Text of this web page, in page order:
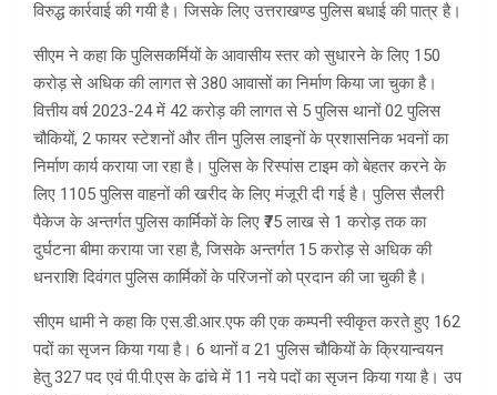
विरुद्ध कार्रवाई की गयी है। जिसके लिए उत्तराखण्ड पुलिस बधाई की पात्र है।
सीएम ने कहा कि पुलिसकर्मियों के आवासीय स्तर को सुधारने के लिए 150
करोड़ से अधिक की लागत से 380 आवासों का निर्माण किया जा चुका है।
वित्तीय वर्ष 2023-24 में 42 करोड़ की लागत से 5 पुलिस थानों 02 पुलिस
चौकियों, 2 फायर स्टेशनों और तीन पुलिस लाइनों के प्रशासनिक भवनों का
निर्माण कार्य कराया जा रहा है। पुलिस के रिस्पांस टाइम को बेहतर करने के
लिए 1105 पुलिस वाहनों की खरीद के लिए मंजूरी दी गई है। पुलिस सैलरी
पैकेज के अन्तर्गत पुलिस कार्मिकों के लिए ₹75 लाख से 1 करोड़ तक का
दुर्घटना बीमा कराया जा रहा है, जिसके अन्तर्गत 15 करोड़ से अधिक की
धनराशि दिवंगत पुलिस कार्मिकों के परिजनों को प्रदान की जा चुकी है।
सीएम धामी ने कहा कि एस.डी.आर.एफ की एक कम्पनी स्वीकृत करते हुए 162
पदों का सृजन किया गया है। 6 थानों व 21 पुलिस चौकियों के क्रियान्वयन
हेतु 327 पद एवं पी.पी.एस के ढांचे में 11 नये पदों का सृजन किया गया है। उप